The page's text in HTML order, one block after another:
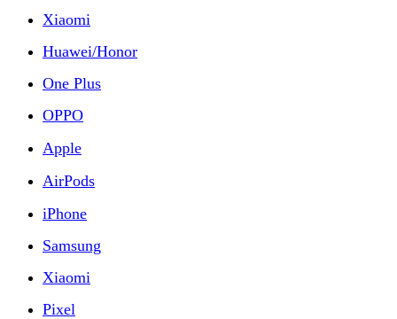
Xiaomi
Huawei/Honor
One Plus
OPPO
Apple
AirPods
iPhone
Samsung
Xiaomi
Pixel